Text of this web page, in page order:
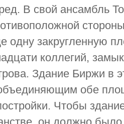
В свой ансамбль
одну закругленную
коллегий,
Здание Биржи в
обе
Чтобы